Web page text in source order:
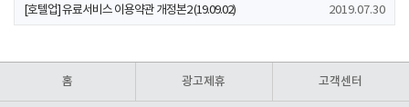
[호텔업] 유료서비스 이용약관 개정본2 (19.09.02) 2019.07.30
홈 광고제휴 고객센터